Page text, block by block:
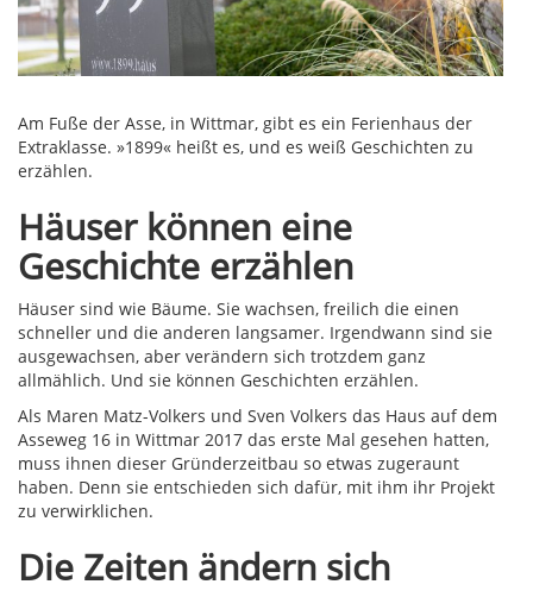
Am Fuße der Asse, in Wittmar, gibt es ein Ferienhaus der
Extraklasse. »1899« heißt es, und es weiß Geschichten zu
erzählen.
Häuser können eine
Geschichte erzählen
Häuser sind wie Bäume. Sie wachsen, freilich die einen
schneller und die anderen langsamer. Irgendwann sind sie
ausgewachsen, aber verändern sich trotzdem ganz
allmählich. Und sie können Geschichten erzählen.
Als Maren Matz-Volkers und Sven Volkers das Haus auf dem
Asseweg 16 in Wittmar 2017 das erste Mal gesehen hatten,
muss ihnen dieser Gründerzeitbau so etwas zugeraunt
haben. Denn sie entschieden sich dafür, mit ihm ihr Projekt
zu verwirklichen.
Die Zeiten ändern sich